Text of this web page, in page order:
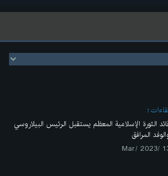
الثورة الإسلامية المعظم يستقبل الرئيس البيلاروسي
المرافق
13 /